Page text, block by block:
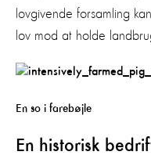
lovgivende forsamling
lov mod at holde
En so i farebøjle
En historisk